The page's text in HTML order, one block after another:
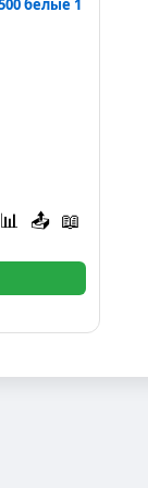
белые 1
📊 📤 📖